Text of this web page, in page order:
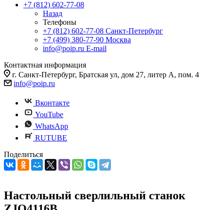
+7 (812) 602-77-08
Назад
Телефоны
+7 (812) 602-77-08 Санкт-Петербург
+7 (499) 380-77-90 Москва
info@poip.ru E-mail
Контактная информация
г. Санкт-Петербург, Братская ул, дом 27, литер А, пом. 4
info@poip.ru
Вконтакте
YouTube
WhatsApp
RUTUBE
Поделиться
Настольный сверлильный станок